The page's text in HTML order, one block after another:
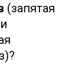
(запятая